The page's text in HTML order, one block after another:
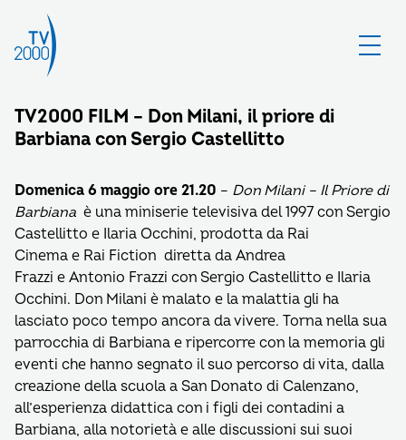
TV2000 FILM – Don Milani, il priore di
Barbiana con Sergio Castellitto
Domenica 6 maggio ore 21.20 – Don Milani – Il Priore di
Barbiana è una miniserie televisiva del 1997 con Sergio
Castellitto e Ilaria Occhini, prodotta da Rai
Cinema e Rai Fiction diretta da Andrea
Frazzi e Antonio Frazzi con Sergio Castellitto e Ilaria
Occhini. Don Milani è malato e la malattia gli ha
lasciato poco tempo ancora da vivere. Torna nella sua
parrocchia di Barbiana e ripercorre con la memoria gli
eventi che hanno segnato il suo percorso di vita, dalla
creazione della scuola a San Donato di Calenzano,
all’esperienza didattica con i figli dei contadini a
Barbiana, alla notorietà e alle discussioni sui suoi